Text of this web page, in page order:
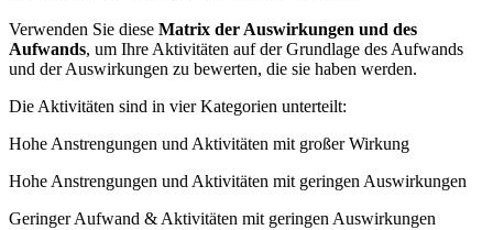
Verwenden Sie diese Matrix der Auswirkungen und des
Aufwands, um Ihre Aktivitäten auf der Grundlage des Aufwands
und der Auswirkungen zu bewerten, die sie haben werden.
Die Aktivitäten sind in vier Kategorien unterteilt:
Hohe Anstrengungen und Aktivitäten mit großer Wirkung
Hohe Anstrengungen und Aktivitäten mit geringen Auswirkungen
Geringer Aufwand & Aktivitäten mit geringen Auswirkungen